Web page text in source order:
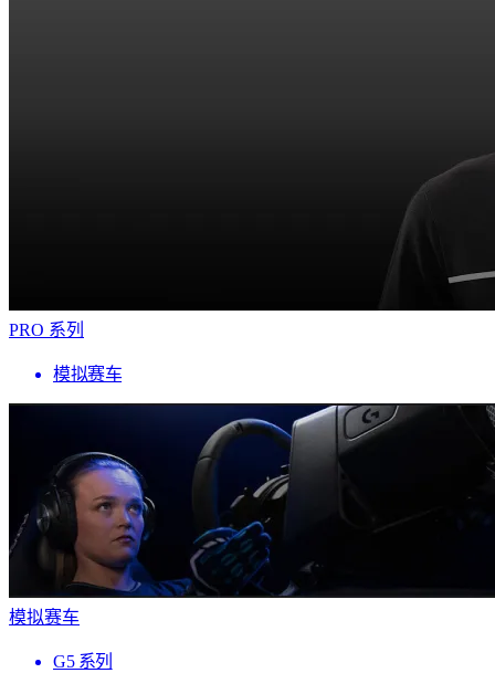
PRO 系列
模拟赛车
模拟赛车
G5 系列